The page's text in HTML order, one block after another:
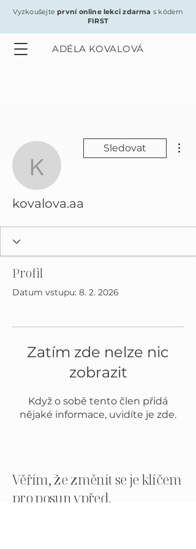
Vyzkoušejteprvní online lekci zdarma s kódem
FIRST
ADÉLA KOVALOVÁ
kovalova.aa
Sledovat
kovalova.aa
Profil
Datum vstupu: 8. 2. 2026
Zatím zde nelze nic
zobrazit
Když o sobě tento člen přidá
nějaké informace, uvidíte je zde.
Věřím, že změnit se je klíčem
pro posun vpřed.